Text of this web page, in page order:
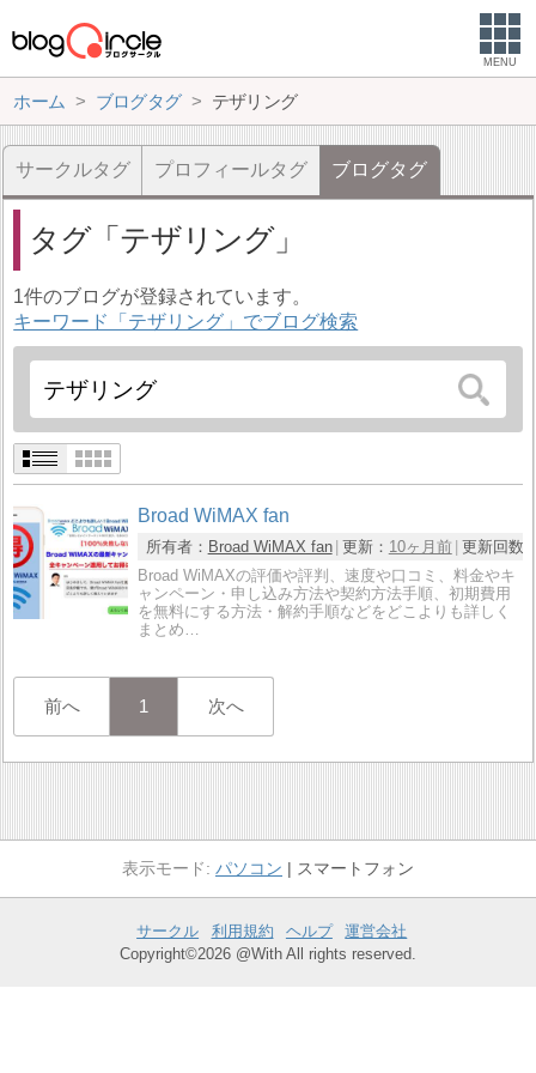
MENU
ホーム ブログタグ テザリング
サークルタグ プロフィールタグ ブログタグ
タグ テザリング
1件のブログが登録されています。
キーワード「テザリング」でブログ検索
Broad WiMAX fan
所有者： Broad WiMAX fan 更新： 10ヶ月前 更新回数
Broad WiMAXの評価や評判、速度や口コミ、料金やキ
ャンペーン・申し込み方法や契約方法手順、初期費用
を無料にする方法・解約手順などをどこよりも詳しく
まとめ…
前へ 1 次へ
パソコン スマートフォン
サークル 利用規約 ヘルプ
運営会社
Copyright©2026 @With All rights reserved.